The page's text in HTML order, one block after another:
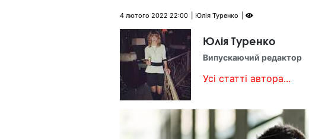
4 лютого 2022 22:00 Юлія Туренко
Юлія Туренко
Випускаючий редактор
Усі статті автора...